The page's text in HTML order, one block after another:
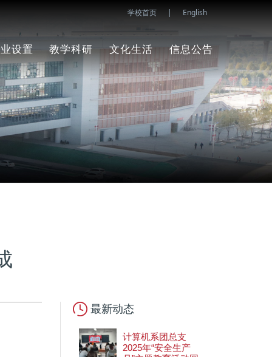
学校首页 | English
设置
机应用技
专业介绍
教学条件
师资力量
课程设计
智能技术
专业介绍
教学条件
师资力量
教学科研
科研成果
学术报告
学术讲座
教学常规
实践教学
文化生活
校友之家
党建工作
团学工作
职工之家
校园风采
信息公告
系部新闻
系部公告
最新动态
计算机系团总支
2025年“安全生产